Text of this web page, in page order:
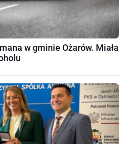
w gminie Ożarów. Miała